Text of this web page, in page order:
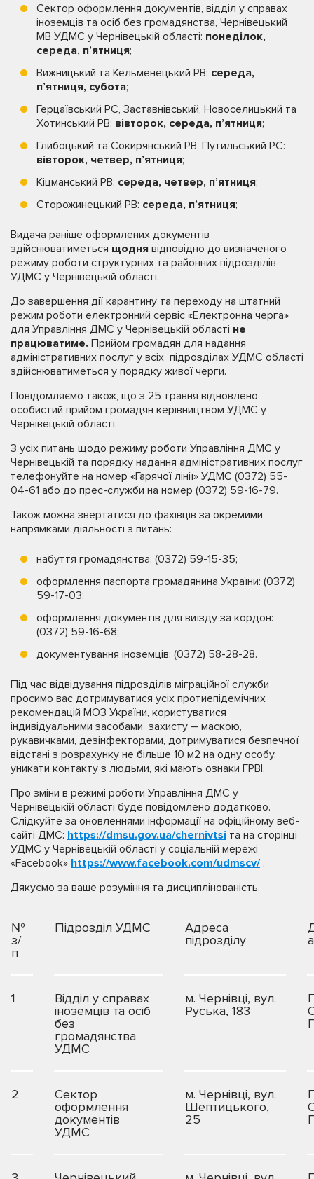
Сектор оформлення документів, відділ у справах
іноземців та осіб без громадянства, Чернівецький
МВ УДМС у Чернівецькій області: понеділок,
середа, п’ятниця;
Вижницький та Кельменецький РВ: середа,
п’ятниця, субота;
Герцаївський РС, Заставнівський, Новоселицький та
Хотинський РВ: вівторок, середа, п’ятниця;
Глибоцький та Сокирянський РВ, Путильський РС:
вівторок, четвер, п’ятниця;
Кіцманський РВ: середа, четвер, п’ятниця;
Сторожинецький РВ: середа, п’ятниця;
Видача раніше оформлених документів
здійснюватиметься щодня відповідно до визначеного
режиму роботи структурних та районних підрозділів
УДМС у Чернівецькій області.
До завершення дії карантину та переходу на штатний
режим роботи електронний сервіс «Електронна черга»
для Управління ДМС у Чернівецькій області не
працюватиме. Прийом громадян для надання
адміністративних послуг у всіх підрозділах УДМС області
здійснюватиметься у порядку живої черги.
Повідомляємо також, що з 25 травня відновлено
особистий прийом громадян керівництвом УДМС у
Чернівецькій області.
З усіх питань щодо режиму роботи Управління ДМС у
Чернівецькій та порядку надання адміністративних послуг
телефонуйте на номер «Гарячої лінії» УДМС (0372) 55-
04-61 або до прес-служби на номер (0372) 59-16-79.
Також можна звертатися до фахівців за окремими
напрямками діяльності з питань:
набуття громадянства: (0372) 59-15-35;
оформлення паспорта громадянина України: (0372)
59-17-03;
оформлення документів для виїзду за кордон:
(0372) 59-16-68;
документування іноземців: (0372) 58-28-28.
Під час відвідування підрозділів міграційної служби
просимо вас дотримуватися усіх протиепідемічних
рекомендацій МОЗ України, користуватися
індивідуальними засобами захисту – маскою,
рукавичками, дезінфекторами, дотримуватися безпечної
відстані з розрахунку не більше 10 м2 на одну особу,
уникати контакту з людьми, які мають ознаки ГРВІ.
Про зміни в режимі роботи Управління ДМС у
Чернівецькій області буде повідомлено додатково.
Слідкуйте за оновленнями інформації на офіційному веб-
сайті ДМС: https://dmsu.gov.ua/chernivtsi та на сторінці
УДМС у Чернівецькій області у соціальній мережі
«Facebook» https://www.facebook.com/udmscv/.
Дякуємо за ваше розуміння та дисциплінованість.
№
з/
п
Підрозділ УДМС
Адреса
підрозділу
1
Відділ у справах
іноземців та осіб
без
громадянства
УДМС
м. Чернівці, вул.
Руська, 183
2
Сектор
оформлення
документів
УДМС
м. Чернівці, вул.
Шептицького,
25